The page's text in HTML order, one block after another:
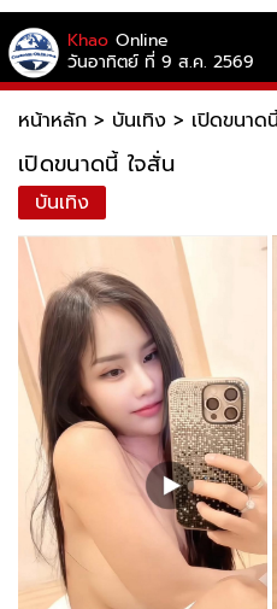
Khao Online
วันอาทิตย์ ที่ 9 ส.ค. 2569
หน้าหลัก > บันเทิง > เปิดขนาด
เปิดขนาดนี้ ใจสั่น
บันเทิง